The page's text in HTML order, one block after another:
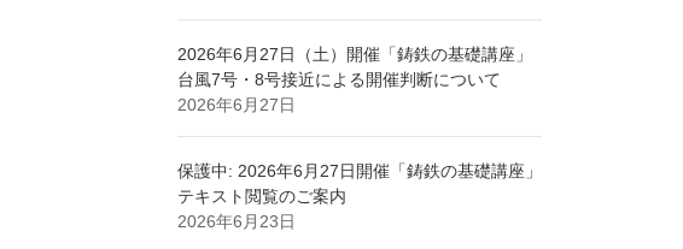
2026年6月27日（土）開催「鋳鉄の基礎講座」
台風7号・8号接近による開催判断について
2026年6月27日
保護中: 2026年6月27日開催「鋳鉄の基礎講座」
テキスト閲覧のご案内
2026年6月23日